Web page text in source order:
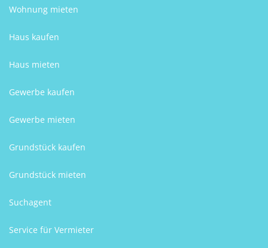
Wohnung mieten
Haus kaufen
Haus mieten
Gewerbe kaufen
Gewerbe mieten
Grundstück kaufen
Grundstück mieten
Suchagent
Service für Vermieter